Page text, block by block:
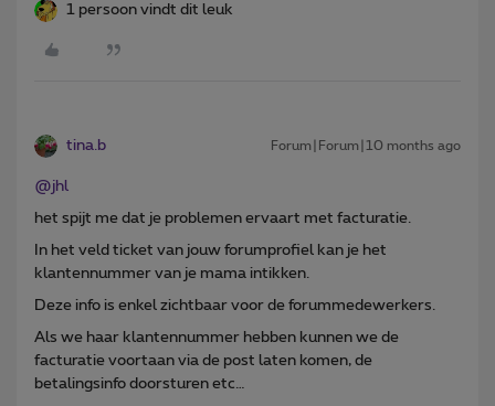
1 persoon vindt dit leuk
tina.b Forum|Forum|10 months ago
@jhl
het spijt me dat je problemen ervaart met facturatie.
In het veld ticket van jouw forumprofiel kan je het
klantennummer van je mama intikken.
Deze info is enkel zichtbaar voor de forummedewerkers.
Als we haar klantennummer hebben kunnen we de
facturatie voortaan via de post laten komen, de
betalingsinfo doorsturen etc…